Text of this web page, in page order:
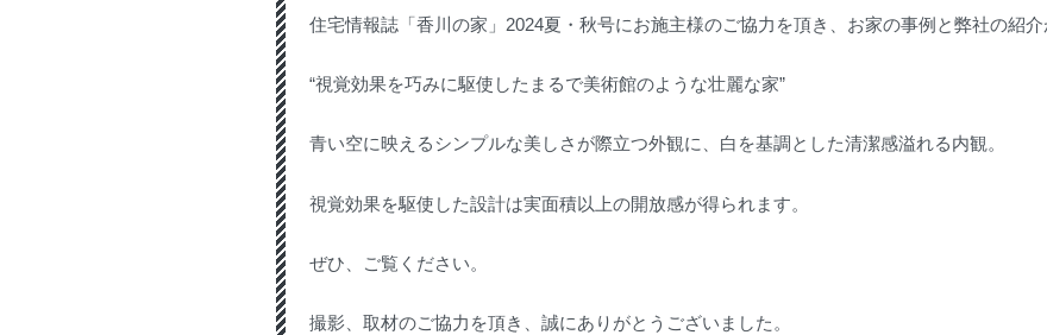
住宅情報誌「香川の家」2024夏・秋号にお施主様のご協力を頂き、お家の事例と弊社の紹介
“視覚効果を巧みに駆使したまるで美術館のような壮麗な家”
青い空に映えるシンプルな美しさが際立つ外観に、白を基調とした清潔感溢れる内観。
視覚効果を駆使した設計は実面積以上の開放感が得られます。
ぜひ、ご覧ください。
撮影、取材のご協力を頂き、誠にありがとうございました。